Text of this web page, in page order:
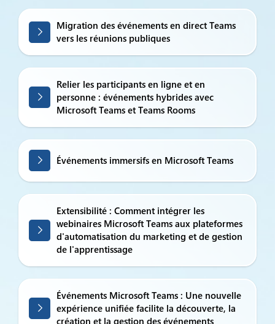
Migration des événements en direct Teams
vers les réunions publiques
Relier les participants en ligne et en
personne : événements hybrides avec
Microsoft Teams et Teams Rooms
Événements immersifs en Microsoft Teams
Extensibilité : Comment intégrer les
webinaires Microsoft Teams aux plateformes
d'automatisation du marketing et de gestion
de l'apprentissage
Événements Microsoft Teams : Une nouvelle
expérience unifiée facilite la découverte, la
création et la gestion des événements